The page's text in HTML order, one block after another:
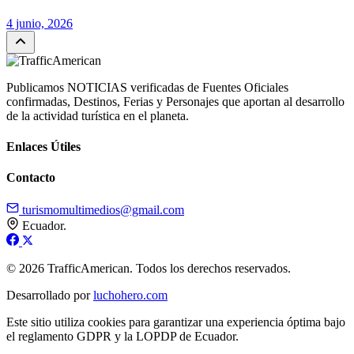
4 junio, 2026
Publicamos NOTICIAS verificadas de Fuentes Oficiales
confirmadas, Destinos, Ferias y Personajes que aportan al desarrollo
de la actividad turística en el planeta.
Enlaces Útiles
Contacto
turismomultimedios@gmail.com
Ecuador.
© 2026 TrafficAmerican. Todos los derechos reservados.
Desarrollado porluchohero.com
Este sitio utiliza cookies para garantizar una experiencia óptima bajo
el reglamento GDPR y la LOPDP de Ecuador.